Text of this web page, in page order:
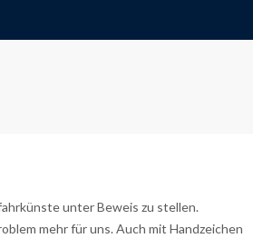
unter Beweis zu stellen.
mehr für uns. Auch mit Handzeichen